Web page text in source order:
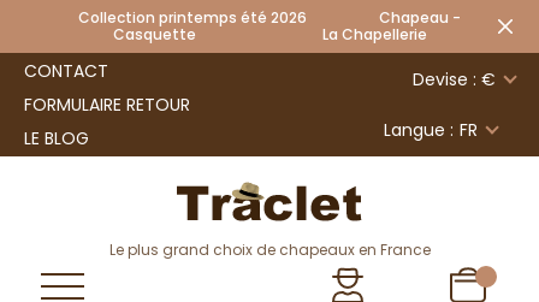
Collection printemps été 2026 Chapeau -
Casquette La Chapellerie
CONTACT
FORMULAIRE RETOUR
LE BLOG
Devise : €
Langue : FR
Le plus grand choix de chapeaux en France